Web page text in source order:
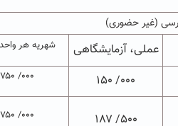
(غیر حضوری)
عملی، آزمایشگاهی شهریه هر واحد
۰۰۰/ ۱۵۰ ۰۰۰/ ۷۵۰
۵۰۰/ ۱۸۷ ۰۰۰/ ۷۵۰